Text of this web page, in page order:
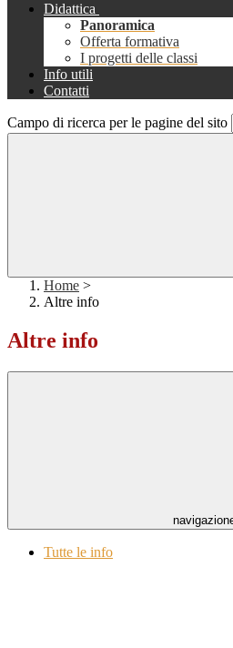
Didattica
Panoramica
Offerta formativa
I progetti delle classi
Info utili
Contatti
Campo di ricerca per le pagine del sito
Home >
Altre info
Altre info
Tutte le info